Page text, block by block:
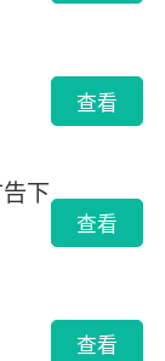
查看
下
查看
查看